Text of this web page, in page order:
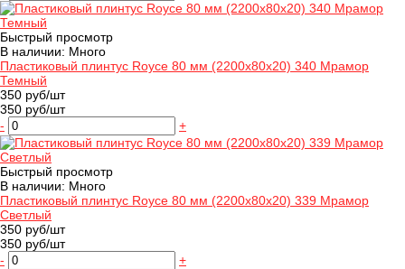
Быстрый просмотр
В наличии: Много
Пластиковый плинтус Royce 80 мм (2200x80x20) 340 Мрамор
Темный
350 руб/шт
350 руб/шт
-
+
Быстрый просмотр
В наличии: Много
Пластиковый плинтус Royce 80 мм (2200x80x20) 339 Мрамор
Светлый
350 руб/шт
350 руб/шт
-
+